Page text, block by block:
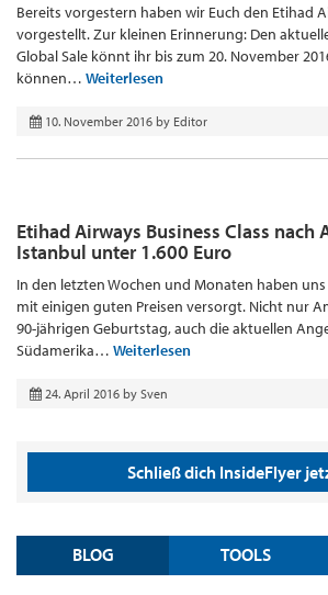
Bereits vorgestern haben wir Euch den Etihad
vorgestellt. Zur kleinen Erinnerung: Den
Global Sale könnt ihr bis zum 20. November
können… Weiterlesen
10. November 2016 by Editor
Etihad Airways Business Class nach
Istanbul unter 1.600 Euro
In den letzten Wochen und Monaten haben
mit einigen guten Preisen versorgt. Nicht nur
90-jährigen Geburtstag, auch die aktuellen
Südamerika… Weiterlesen
24. April 2016 by Sven
Schließ dich InsideFlyer
BLOG TOOLS